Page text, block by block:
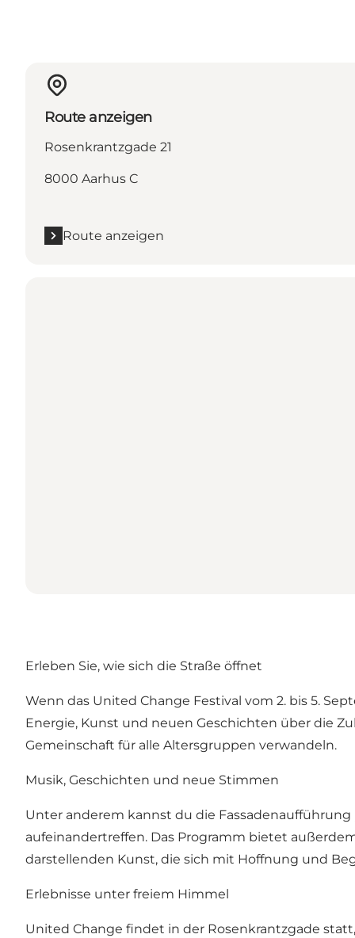
Route anzeigen
Rosenkrantzgade 21
8000 Aarhus C
Route anzeigen
Erleben Sie, wie sich die Straße öffnet
Wenn das United Change Festival vom 2. bis 5.
Energie, Kunst und neuen Geschichten über die
Gemeinschaft für alle Altersgruppen verwandeln.
Musik, Geschichten und neue Stimmen
Unter anderem kannst du die Fassadenaufführung
aufeinandertreffen. Das Programm bietet
darstellenden Kunst, die sich mit Hoffnung und
Erlebnisse unter freiem Himmel
United Change findet in der Rosenkrantzgade